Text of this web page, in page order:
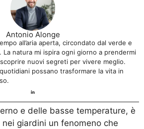
Antonio Alonge
all’aria aperta, circondato dal verde e
natura mi ispira ogni giorno a prendermi
nuovi segreti per vivere meglio.
possano trasformare la vita in
e delle basse temperature, è
giardini un fenomeno che